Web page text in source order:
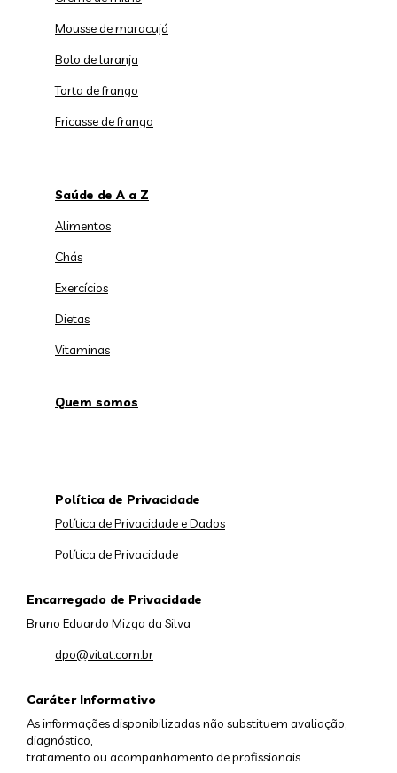
Mousse de maracujá
Bolo de laranja
Torta de frango
Fricasse de frango
Saúde de A a Z
Alimentos
Chás
Exercícios
Dietas
Vitaminas
Quem somos
Caráter Informativo
As informações disponibilizadas não substituem avaliação,
diagnóstico,
tratamento ou acompanhamento de profissionais.
Política de Privacidade
Política de Privacidade e Dados
Política de Privacidade
Encarregado de Privacidade
Bruno Eduardo Mizga da Silva
dpo@vitat.com.br